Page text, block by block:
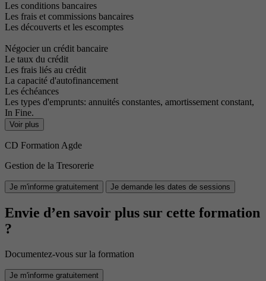
Les conditions bancaires
Les frais et commissions bancaires
Les découverts et les escomptes
Négocier un crédit bancaire
Le taux du crédit
Les frais liés au crédit
La capacité d'autofinancement
Les échéances
Les types d'emprunts: annuités constantes, amortissement constant,
In Fine.
Voir plus
CD Formation Agde
Gestion de la Tresorerie
Je m'informe gratuitement Je demande les dates de sessions
Envie d’en savoir plus sur cette formation
?
Documentez-vous sur la formation
Je m'informe gratuitement